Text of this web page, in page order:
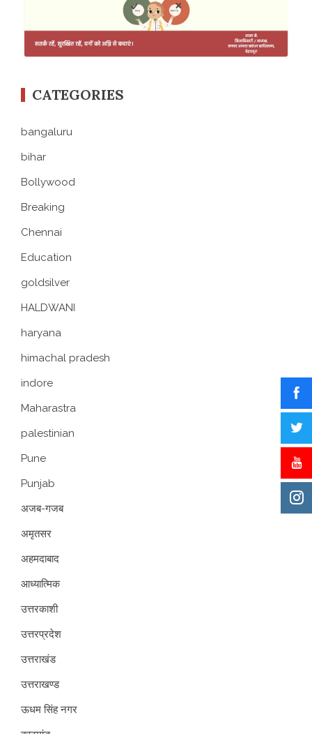
CATEGORIES
bangaluru
bihar
Bollywood
Breaking
Chennai
Education
goldsilver
HALDWANI
haryana
himachal pradesh
indore
Maharastra
palestinian
Pune
Punjab
अजब-गजब
अमृतसर
अहमदाबाद
आध्यात्मिक
उत्तरकाशी
उत्तरप्रदेश
उत्तराखंड
उत्तराखण्ड
ऊधम सिंह नगर